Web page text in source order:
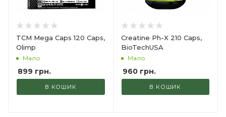
TCM Mega Caps 120 Сaps,
Olimp
Мало
899 грн.
В КОШИК
Creatine Ph-X 210 Caps,
BioTechUSA
Мало
960грн.
В КОШИК